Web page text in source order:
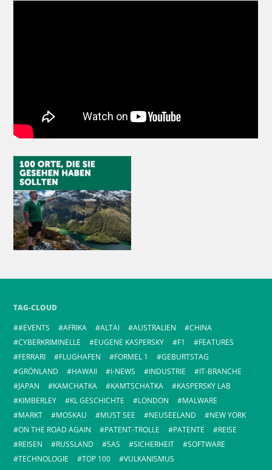
TAG-CLOUD
#EVENTS
AFRIKA ALTAI AUSTRALIEN
CHINA
CYBERKRIMINELLE
EUGENE KASPERSKY F1
FEATURES
FERRARI
FLUGHAFEN FORMEL 1
GEBURTSTAG
GRÖNLAND
HAWAII I-NEWS INDUSTRIE
IT-BRANCHE
JAPAN
KAMCHATKA KAMTSCHATKA
KASPERSKY LAB
KIMBERLEY
KL GESCHICHTE LONDON
MALWARE
MARKT
MOSKAU MUST SEE NEUSEELAND
NEW YORK
ON THE ROAD AGAIN
PATENT-TROLLE PATENTE
REISE
REISEN
RUSSLAND SAS SICHERHEIT
SOFTWARE
TECHNOLOGIE
TOP 100
VULKANISMUS